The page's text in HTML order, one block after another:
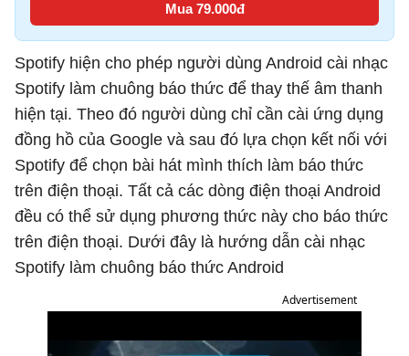
Mua 79.000đ
Spotify hiện cho phép người dùng Android cài nhạc
Spotify làm chuông báo thức để thay thế âm thanh
hiện tại. Theo đó người dùng chỉ cần cài ứng dụng
đồng hồ của Google và sau đó lựa chọn kết nối với
Spotify để chọn bài hát mình thích làm báo thức
trên điện thoại. Tất cả các dòng điện thoại Android
đều có thể sử dụng phương thức này cho báo thức
trên điện thoại. Dưới đây là hướng dẫn cài nhạc
Spotify làm chuông báo thức Android
Advertisement